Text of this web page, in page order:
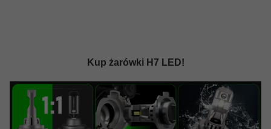
Kup żarówki H7 LED!